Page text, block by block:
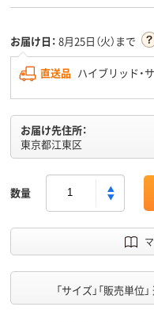
お届け日： 8月25日（火）まで
直送品 ハイブリッド・
お届け先住所：
東京都江東区
数量
「サイズ」「販売単位